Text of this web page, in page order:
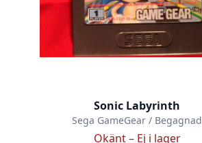
Sonic Labyrinth
Sega GameGear / Begagnad
Okänt – Ej i lager